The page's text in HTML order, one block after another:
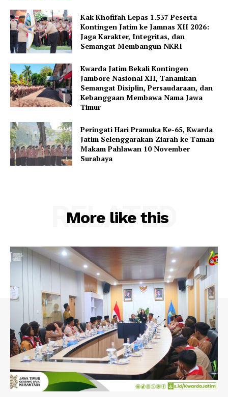
Kak Khofifah Lepas 1.537 Peserta
Kontingen Jatim ke Jamnas XII 2026:
Jaga Karakter, Integritas, dan
Semangat Membangun NKRI
Kwarda Jatim Bekali Kontingen
Jambore Nasional XII, Tanamkan
Semangat Disiplin, Persaudaraan, dan
Kebanggaan Membawa Nama Jawa
Timur
Peringati Hari Pramuka Ke-65, Kwarda
Jatim Selenggarakan Ziarah ke Taman
Makam Pahlawan 10 November
Surabaya
More like this
RELATED